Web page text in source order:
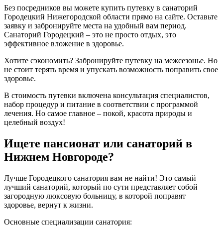
Без посредников вы можете купить путевку в санаторий
Городецкий Нижегородской области прямо на сайте. Оставьте
заявку и забронируйте места на удобный вам период.
Санаторий Городецкий – это не просто отдых, это
эффективное вложение в здоровье.
Хотите сэкономить? Забронируйте путевку на межсезонье. Но
не стоит терять время и упускать возможность поправить свое
здоровье.
В стоимость путевки включена консультация специалистов,
набор процедур и питание в соответствии с программой
лечения. Но самое главное – покой, красота природы и
целебный воздух!
Ищете пансионат или санаторий в
Нижнем Новгороде?
Лучше Городецкого санатория вам не найти! Это самый
лучший санаторий, который по сути представляет собой
загородную люксовую больницу, в которой поправят
здоровье, вернут к жизни.
Основные специализации санатория: